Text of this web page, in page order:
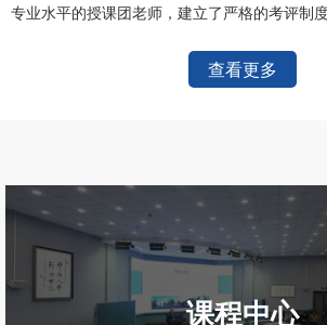
专业水平的授课团老师，建立了严格的考评制度
查看更多
课程中心